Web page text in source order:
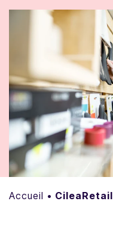
Accueil • CileaRetail